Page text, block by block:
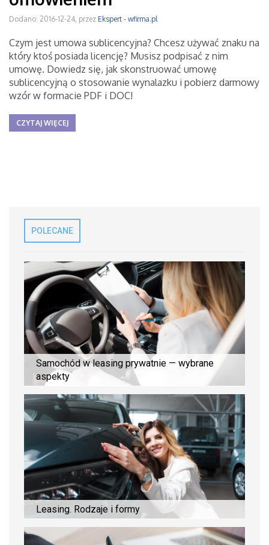
Dodano: 2016-12-24, przez Ekspert - wfirma.pl
Czym jest umowa sublicencyjna? Chcesz używać znaku na
który ktoś posiada licencję? Musisz podpisać z nim
umowę. Dowiedz się, jak skonstruować umowę
sublicencyjną o stosowanie wynalazku i pobierz darmowy
wzór w formacie PDF i DOC!
CZYTAJ WIĘCEJ
POLECANE
Samochód w leasing prywatnie — wybrane
aspekty
Leasing. Rodzaje i formy